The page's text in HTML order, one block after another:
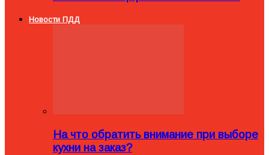
Новости ПДД
На что обратить внимание при выборе
кухни на заказ?